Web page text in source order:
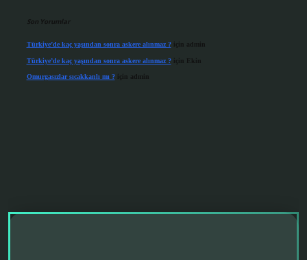
Son Yorumlar
Türkiye’de kaç yaşından sonra askere alınmaz ?için admin
Türkiye’de kaç yaşından sonra askere alınmaz ?için Ekin
Omurgasızlar sıcakkanlı mı ?için admin